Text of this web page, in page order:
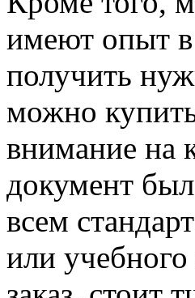
имеют опыт
получить
можно
внимание на
документ был
всем
или учебного